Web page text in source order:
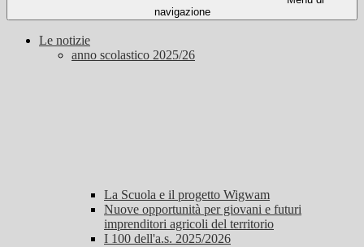
navigazione
Le notizie
anno scolastico 2025/26
La Scuola e il progetto Wigwam
Nuove opportunità per giovani e futuri
imprenditori agricoli del territorio
I 100 dell'a.s. 2025/2026